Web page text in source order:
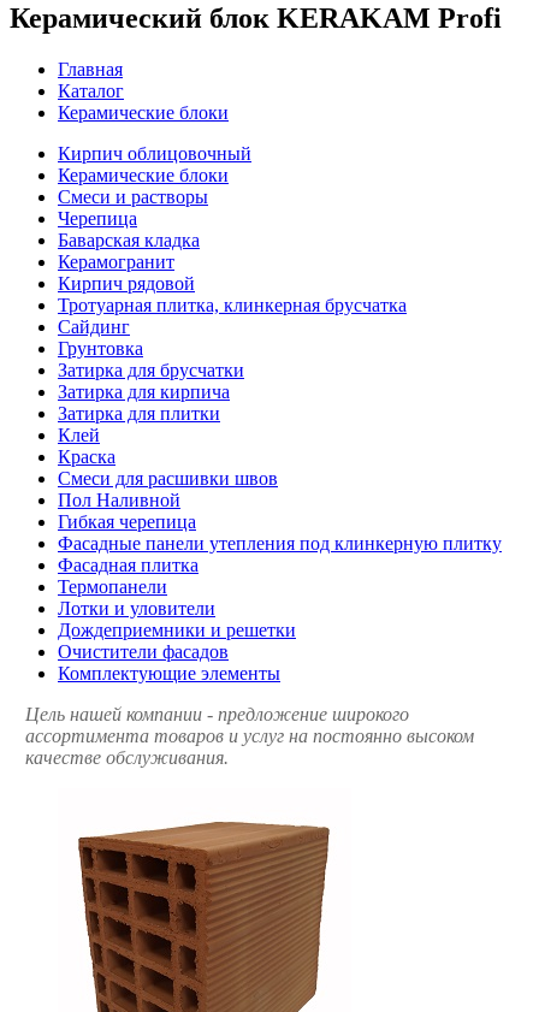
Керамический блок KERAKAM Profi
Главная
Каталог
Керамические блоки
Кирпич облицовочный
Керамические блоки
Смеси и растворы
Черепица
Баварская кладка
Керамогранит
Кирпич рядовой
Тротуарная плитка, клинкерная брусчатка
Сайдинг
Грунтовка
Затирка для брусчатки
Затирка для кирпича
Затирка для плитки
Клей
Краска
Смеси для расшивки швов
Пол Наливной
Гибкая черепица
Фасадные панели утепления под клинкерную плитку
Фасадная плитка
Термопанели
Лотки и уловители
Дождеприемники и решетки
Очистители фасадов
Комплектующие элементы
Цель нашей компании - предложение широкого
ассортимента товаров и услуг на постоянно высоком
качестве обслуживания.